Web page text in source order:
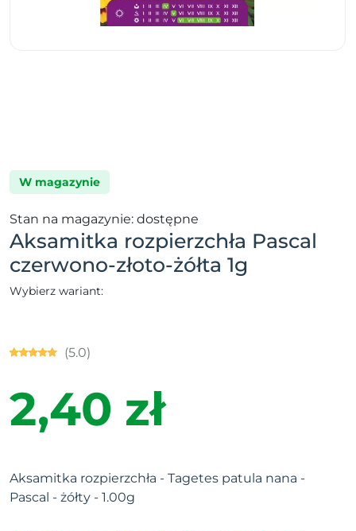
W magazynie
Stan na magazynie: dostępne
Aksamitka rozpierzchła Pascal
czerwono-złoto-żółta 1g
Wybierz wariant:
(5.0)
2,40 zł
Aksamitka rozpierzchła - Tagetes patula nana -
Pascal - żółty - 1.00g